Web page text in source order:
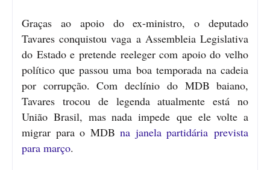
Graças ao apoio do ex-ministro, o deputado
Tavares conquistou vaga a Assembleia Legislativa
do Estado e pretende reeleger com apoio do velho
político que passou uma boa temporada na cadeia
por corrupção. Com declínio do MDB baiano,
Tavares trocou de legenda atualmente está no
União Brasil, mas nada impede que ele volte a
migrar para o MDBna janela partidária prevista
para março.